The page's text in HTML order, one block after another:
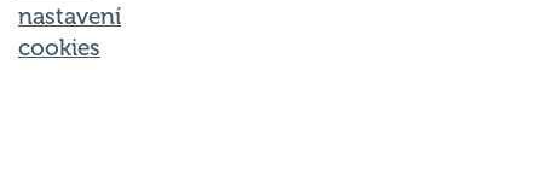
nastavení
cookies